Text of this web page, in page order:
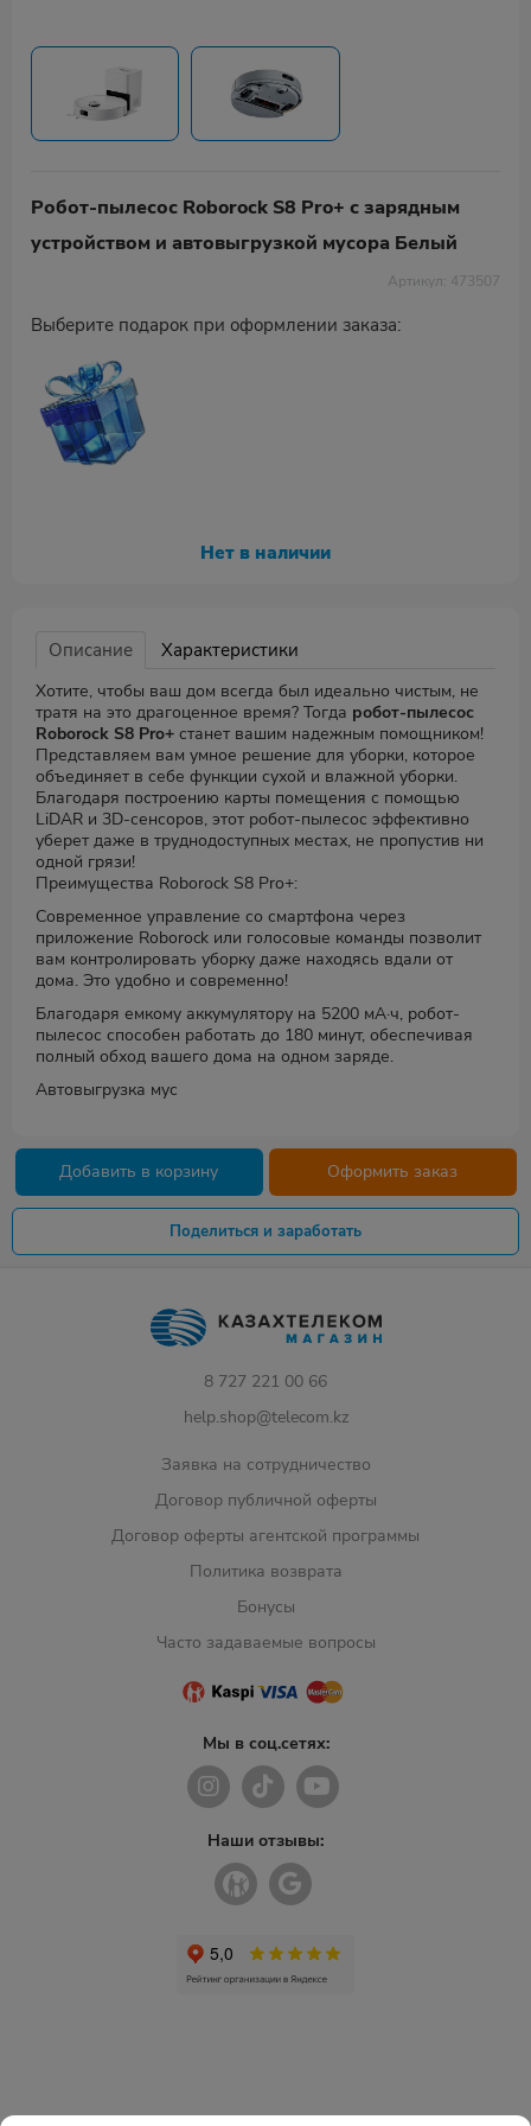
Робот-пылесос Roborock S8 Pro+ с зарядным
устройством и автовыгрузкой мусора Белый
Артикул: 473507
Выберите подарок при оформлении заказа:
Нет в наличии
Описание Характеристики
Хотите, чтобы ваш дом всегда был идеально чистым, не
тратя на это драгоценное время? Тогда робот-пылесос
Roborock S8 Pro+ станет вашим надежным помощником!
Представляем вам умное решение для уборки, которое
объединяет в себе функции сухой и влажной уборки.
Благодаря построению карты помещения с помощью
LiDAR и 3D-сенсоров, этот робот-пылесос эффективно
уберет даже в труднодоступных местах, не пропустив ни
одной грязи!
Преимущества Roborock S8 Pro+:
Современное управление со смартфона через
приложение Roborock или голосовые команды позволит
вам контролировать уборку даже находясь вдали от
дома. Это удобно и современно!
Благодаря емкому аккумулятору на 5200 мА·ч, робот-
пылесос способен работать до 180 минут, обеспечивая
полный обход вашего дома на одном заряде.
Автовыгрузка мус
Добавить в корзину Оформить заказ
Поделиться и заработать
8 727 221 00 66
help.shop@telecom.kz
Заявка на сотрудничество
Договор публичной оферты
Договор оферты агентской программы
Политика возврата
Бонусы
Часто задаваемые вопросы
Мы в соц.сетях:
Наши отзывы: